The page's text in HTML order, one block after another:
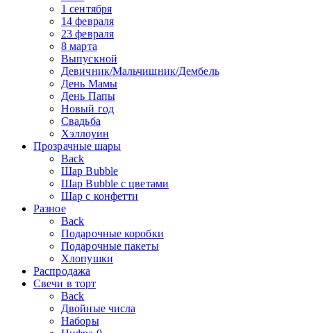
1 сентября
14 февраля
23 февраля
8 марта
Выпускной
Девичник/Мальчишник/Дембель
День Мамы
День Папы
Новый год
Свадьба
Хэллоуин
Прозрачные шары
Back
Шар Bubble
Шар Bubble с цветами
Шар с конфетти
Разное
Back
Подарочные коробки
Подарочные пакеты
Хлопушки
Распродажа
Свечи в торт
Back
Двойные числа
Наборы